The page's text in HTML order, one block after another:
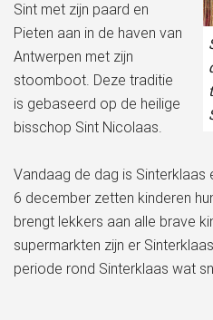
Sint met zijn paard en
Pieten aan in de haven van
Antwerpen met zijn
stoomboot. Deze traditie
is gebaseerd op de heilige
bisschop Sint Nicolaas.
Vandaag de dag is Sinterklaas
6 december zetten kinderen
brengt lekkers aan alle brave
supermarkten zijn er
periode rond Sinterklaas wat